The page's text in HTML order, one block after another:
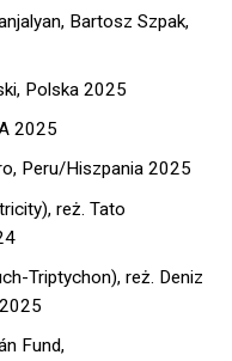
Bartosz Szpak,
Polska 2025
2025
Peru/Hiszpania 2025
reż. Tato
Triptychon), reż. Deniz
Fund,